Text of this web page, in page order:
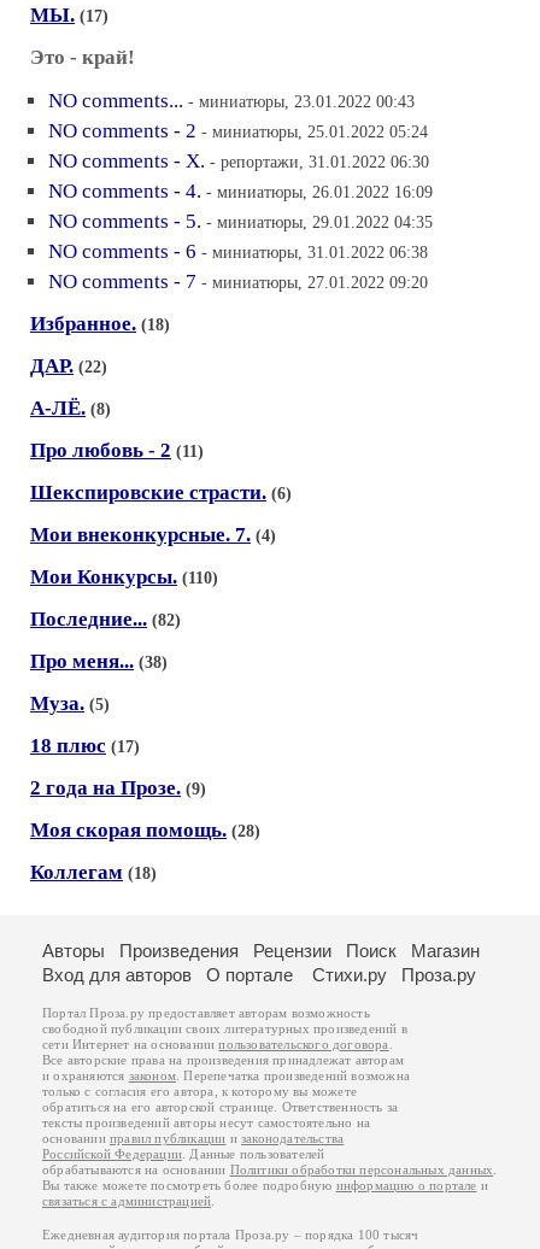
МЫ. (17)
Это - край!
NO comments... - миниатюры, 23.01.2022 00:43
NO comments - 2 - миниатюры, 25.01.2022 05:24
NO comments - X. - репортажи, 31.01.2022 06:30
NO comments - 4. - миниатюры, 26.01.2022 16:09
NO comments - 5. - миниатюры, 29.01.2022 04:35
NO comments - 6 - миниатюры, 31.01.2022 06:38
NO comments - 7 - миниатюры, 27.01.2022 09:20
Избранное. (18)
ДАР. (22)
А-ЛЁ. (8)
Про любовь - 2 (11)
Шекспировские страсти. (6)
Мои внеконкурсные. 7. (4)
Мои Конкурсы. (110)
Последние... (82)
Про меня... (38)
Муза. (5)
18 плюс (17)
2 года на Прозе. (9)
Моя скорая помощь. (28)
Коллегам (18)
Авторы Произведения Рецензии Поиск
Магазин
Вход для авторов
О портале Стихи.ру Проза.ру
Портал Проза.ру предоставляет авторам возможность
свободной публикации своих литературных произведений в
сети Интернет на основаниипользовательского договора.
Все авторские права на произведения принадлежат авторам
и охраняются законом. Перепечатка произведений возможна
только с согласия его автора, к которому вы можете
обратиться на его авторской странице. Ответственность за
тексты произведений авторы несут самостоятельно на
основанииправил публикации изаконодательства
Российской Федерации. Данные пользователей
обрабатываются на основании Политики обработки персональных данных.
Вы также можете посмотреть более подробную информацию о портале и
связаться с администрацией.
Ежедневная аудитория портала Проза.ру – порядка 100 тысяч